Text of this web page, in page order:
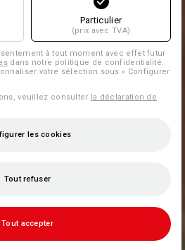
Particulier
(prix avec TVA)
à tout moment avec effet futur
dans notre politique de confidentialité.
votre sélection sous « Configurer
veuillez consulter la déclaration de
les cookies
Tout refuser
Tout accepter